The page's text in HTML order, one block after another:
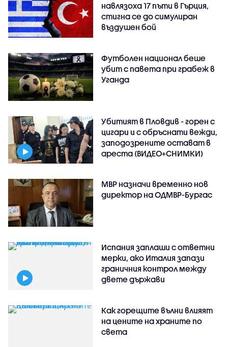
навлязоха 17 пъти в Гърция,
стигна се до симулиран
въздушен бой
Футболен национал беше
убит с павета при грабеж в
Уганда
Убитият в Пловдив - горен с
цигари и с обръснати вежди,
заподозрените остават в
ареста (ВИДЕО+СНИМКИ)
МВР назначи временно нов
директор на ОДМВР-Бургас
Испания заплаши с ответни
мерки, ако Италия запази
граничния контрол между
двете държави
Как горещите вълни влияят
на цените на храните по
света